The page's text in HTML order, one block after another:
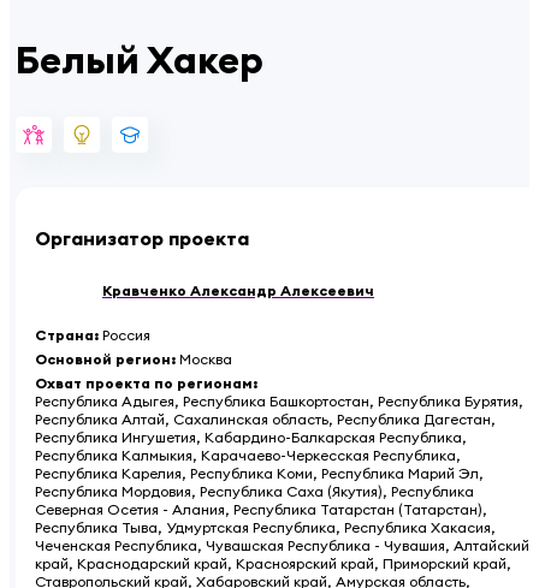
Белый Хакер
Организатор проекта
Кравченко Александр Алексеевич
Страна: Россия
Основной регион: Москва
Охват проекта по регионам:
Республика Адыгея, Республика Башкортостан, Республика Бурятия,
Республика Алтай, Сахалинская область, Республика Дагестан,
Республика Ингушетия, Кабардино-Балкарская Республика,
Республика Калмыкия, Карачаево-Черкесская Республика,
Республика Карелия, Республика Коми, Республика Марий Эл,
Республика Мордовия, Республика Саха (Якутия), Республика
Северная Осетия - Алания, Республика Татарстан (Татарстан),
Республика Тыва, Удмуртская Республика, Республика Хакасия,
Чеченская Республика, Чувашская Республика - Чувашия, Алтайский
край, Краснодарский край, Красноярский край, Приморский край,
Ставропольский край, Хабаровский край, Амурская область,